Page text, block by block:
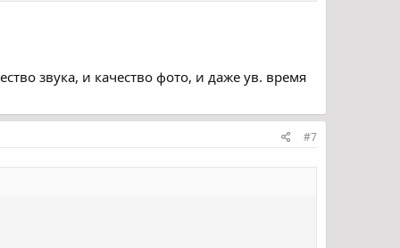
звука, и качество фото, и даже ув. время
#7